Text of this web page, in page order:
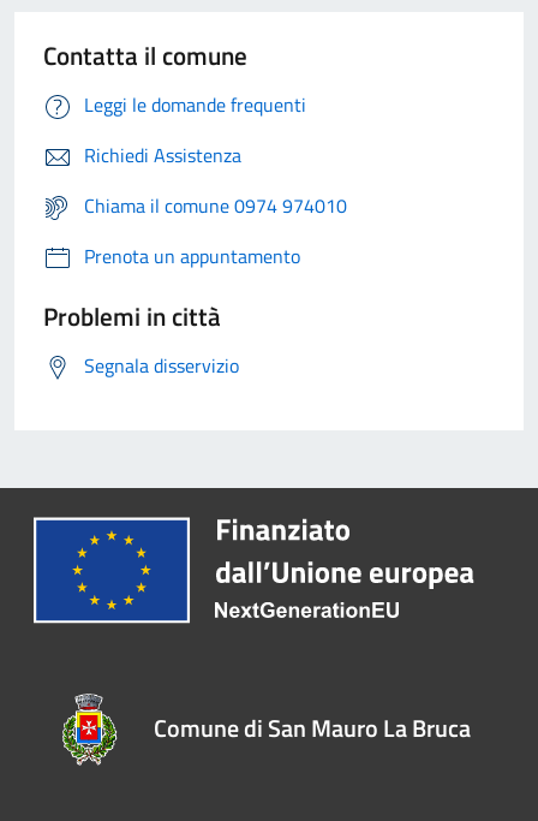
Contatta il comune
Leggi le domande frequenti
Richiedi Assistenza
Chiama il comune 0974 974010
Prenota un appuntamento
Problemi in città
Segnala disservizio
Comune di San Mauro La Bruca